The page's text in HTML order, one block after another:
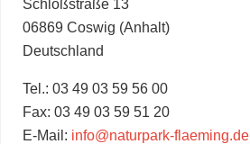
Schloßstraße 13
06869 Coswig (Anhalt)
Deutschland
Tel.: 03 49 03 59 56 00
Fax: 03 49 03 59 51 20
E-Mail: info@naturpark-flaeming.de